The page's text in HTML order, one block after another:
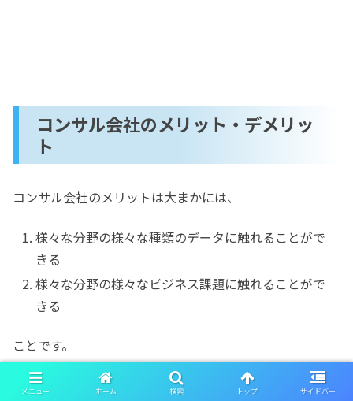
コンサル会社のメリット・デメリッ
ト
コンサル会社のメリットは大まかには、
様々な分野の様々な種類のデータに触れることがで
きる
様々な分野の様々なビジネス課題に触れることがで
きる
ことです。
様々なクライアント相手に業務提供しているような会社で
あれば、多種多様な業種をカバーしているでしょうし、自
メニュー ホーム 検索 トップ サイドバー